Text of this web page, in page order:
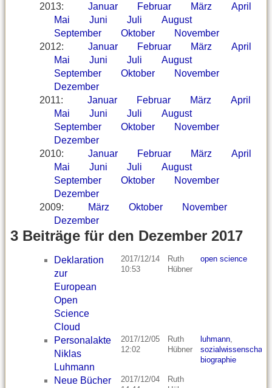
2013: Januar Februar März
April
Mai
Juni Juli
August
September
Oktober
November
2012: Januar Februar März
April
Mai
Juni Juli
August
September
Oktober
November
Dezember
2011: Januar Februar März
April
Mai
Juni Juli
August
September
Oktober
November
Dezember
2010: Januar Februar März
April
Mai
Juni Juli
August
September
Oktober
November
Dezember
2009: März Oktober
November
Dezember
3 Beiträge für den Dezember 2017
Deklaration
zur
European
Open
Science
Cloud
2017/12/14
10:53
Ruth
Hübner
open science
Personalakte
Niklas
Luhmann
2017/12/05
12:02
Ruth
Hübner
luhmann,
sozialwissenschaft
biographie
Neue Bücher
2017/12/04
Ruth